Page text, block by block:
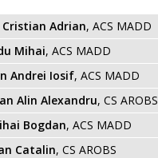
Adrian, ACS MADD
Mihai, ACS MADD
Andrei Iosif, ACS MADD
Alin Alexandru, CS AROBS
Bogdan, ACS MADD
Catalin, CS AROBS